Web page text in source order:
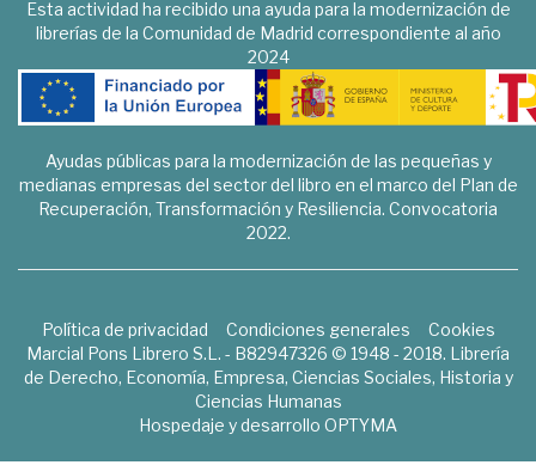
Esta actividad ha recibido una ayuda para la modernización de
librerías de la Comunidad de Madrid correspondiente al año
2024
Ayudas públicas para la modernización de las pequeñas y
medianas empresas del sector del libro en el marco del Plan de
Recuperación, Transformación y Resiliencia. Convocatoria
2022.
Política de privacidad Condiciones generales
Cookies
Marcial Pons Librero S.L. - B82947326 © 1948 - 2018. Librería
de Derecho, Economía, Empresa, Ciencias Sociales, Historia y
Ciencias Humanas
Hospedaje y desarrollo OPTYMA